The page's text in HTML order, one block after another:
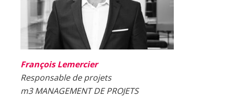
François Lemercier
Responsable de projets
m3 MANAGEMENT DE PROJETS